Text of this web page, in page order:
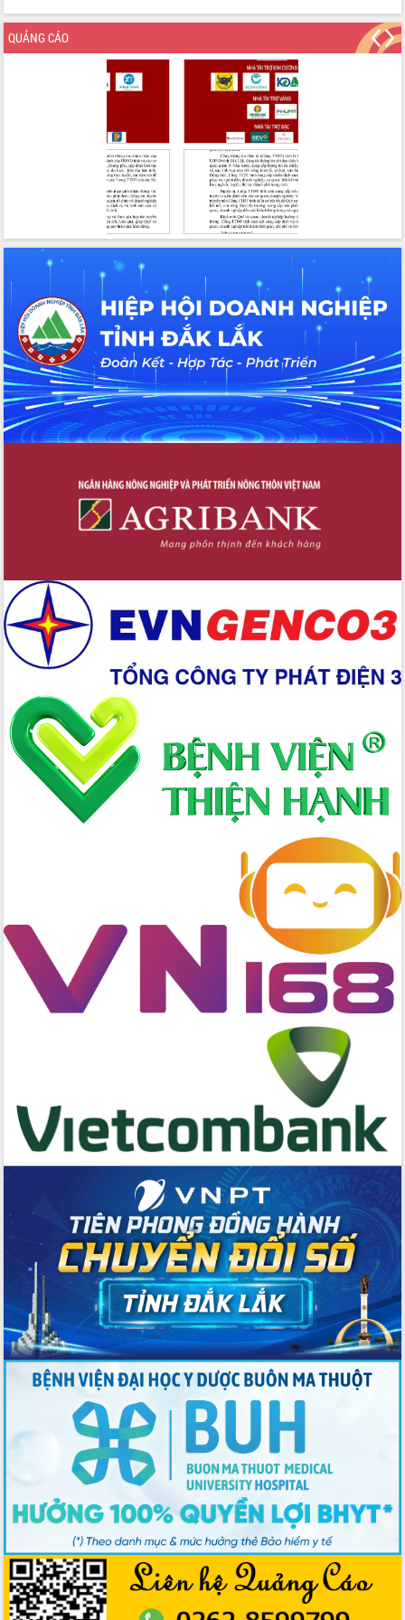
Hội nghị Báo cáo viên Trung ương
tháng 01/2026
cao kết quả Chiến dịch Quang Trung
Đắk Lắk lần thứ 2 (mở rộng)
Tập trung giải phóng mặt bằng, đẩy
nhanh tiến độ Tuyến đường bộ ven
Gỡ khó, khởi công xây dựng, sửa chữa
toàn bộ nhà ở cho hộ dân đúng tiến độ
UBND tỉnh Đắk Lắk tổng kết công tác
quốc phòng, quân sự địa phương năm
2025
Tập trung triển khai quyết liệt, đồng bộ
các giải pháp nhằm thực hiện hiệu quả
các nhiệm vụ đề ra năm 2025
Phát huy vai trò của người có uy tín
trong phòng chống tảo hôn và hôn
nhân cận huyết thống
nghiệp nước ngoài
Đắk Lắk định vị thương hiệu du lịch
“Biển – Rừng – Cà phê” trong không
gian phát triển mới
giao kỹ thuật y tế, định hướng phát
triển chuyên sâu đến 2030
Chuyển đổi số mở ra không gian phát
triển trong lĩnh vực văn hóa, du lịch
Công bố quyết định của Ban Thường
vụ Tỉnh ủy về công tác cán bộ.
Thủ tướng Phạm Minh Chính: Khẩn
trương tái thiết cuộc sống người dân
sau thiên tai
Tập trung nâng cao chất lượng, tổ
chức sản xuất sầu riêng theo hướng
bền vững
Đẩy nhanh công tác khắc phục, ổn
nội trú liên cấp tiểu học và THCS xã Ia
Rvê
Phó Thủ tướng Chính phủ Mai Văn
Chính chia sẻ, động viên người dân
chịu ảnh hưởng nặng từ bão số 13
vốn các chương trình mục tiêu quốc
gia
Xã Ea H'leo giữ vững và nâng cao chất
lượng các tiêu chí nông thôn mới
Công bố quyết định của Ban Thường
vụ Tỉnh ủy về công tác cán bộ
Nâng cao trách nhiệm người đứng
đầu, phát huy tinh thần chủ động,
sáng tạo để đảm bảo tiến độ giải ngân
vốn đầu tư công năm 2025
Sở Công Thương đột phá số hóa 100%
thủ tục trực tuyến lấy sự hài lòng của
doanh nghiệp làm thước đo phục vụ
Đảm bảo công tác bầu cử triển khai
đúng tiến độ, quy trình theo luật định
Ban Tuyên giáo và Dân vận Trung ương
tập huấn công tác khoa giáo năm 2025
Đắk Lắk hưởng ứng Ngày Pháp luật
Việt Nam 2025 và biểu dương 25 tập
thể, cá nhân tiêu biểu
Hội nghị lần thứ nhất Ban Chỉ đạo
công tác bầu cử tỉnh Đắk Lắk
Hội nghị UBND tỉnh thường kỳ tháng
10 năm 2025
Kỳ họp chuyên đề lần thứ Ba, HĐND
tỉnh khóa X
QUẢNG CÁO